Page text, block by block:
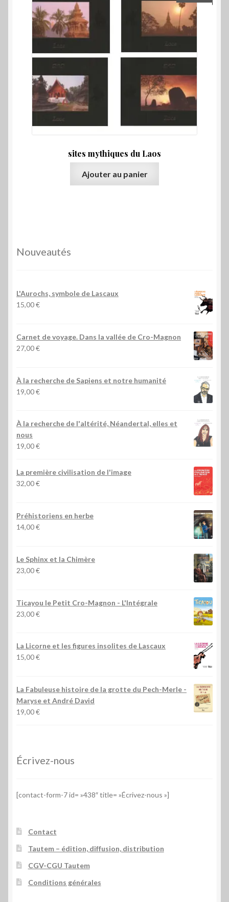
sites mythiques du Laos
Ajouter au panier
Nouveautés
L'Aurochs, symbole de Lascaux
15,00€
Carnet de voyage. Dans la vallée de Cro-Magnon
27,00€
À la recherche de Sapiens et notre humanité
19,00€
À la recherche de l'altérité, Néandertal, elles et
nous
19,00€
La première civilisation de l'image
32,00€
Préhistoriens en herbe
14,00€
Le Sphinx et la Chimère
23,00€
Ticayou le Petit Cro-Magnon - L'Intégrale
23,00€
La Licorne et les figures insolites de Lascaux
15,00€
La Fabuleuse histoire de la grotte du Pech-Merle -
Maryse et André David
19,00€
Écrivez-nous
[contact-form-7 id= »438″ title= »Écrivez-nous »]
Contact
Tautem – édition, diffusion, distribution
CGV-CGU Tautem
Conditions générales